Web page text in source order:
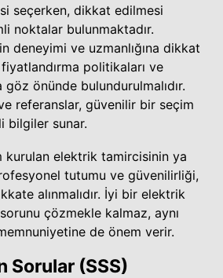
seçerken, dikkat edilmesi
noktalar bulunmaktadır.
deneyimi ve uzmanlığına dikkat
politikaları ve
önünde bulundurulmalıdır.
referanslar, güvenilir bir seçim
bilgiler sunar.
kurulan elektrik tamircisinin ya
tutumu ve güvenilirliği,
alınmalıdır. İyi bir elektrik
çözmekle kalmaz, aynı
de önem verir.
Sorular (SSS)